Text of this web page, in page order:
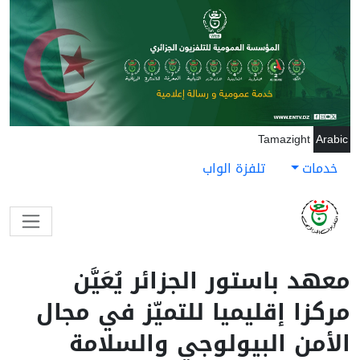
تجاوز إلى المحتوى الرئيسي
Arabic
Tamazight
خدمات تلفزة الواب
معهد باستور الجزائر يُعَيَّن
مركزا إقليميا للتميّز في مجال
الأمن البيولوجي والسلامة